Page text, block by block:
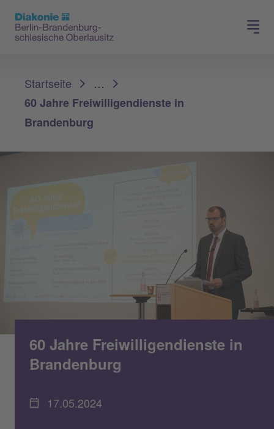
Presse
Startseite
…
60 Jahre Freiwilligendienste in
Brandenburg
60 Jahre Freiwilligendienste in
Brandenburg
17.05.2024